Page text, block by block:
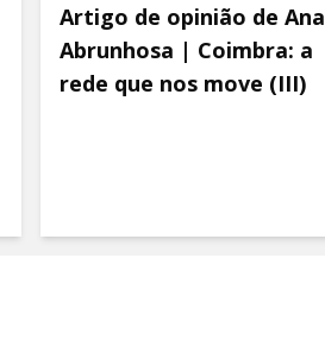
Artigo de opinião de Ana
Abrunhosa | Coimbra: a
rede que nos move (III)